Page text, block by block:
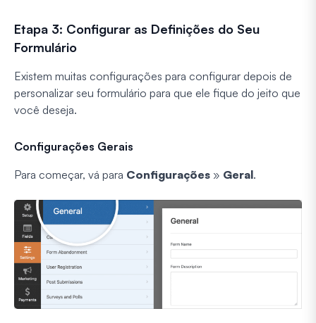
Etapa 3: Configurar as Definições do Seu
Formulário
Existem muitas configurações para configurar depois de
personalizar seu formulário para que ele fique do jeito que
você deseja.
Configurações Gerais
Para começar, vá para Configurações » Geral.